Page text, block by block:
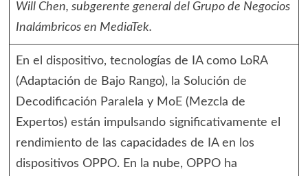
Will Chen, subgerente general del Grupo de Negocios
Inalámbricos en MediaTek.
En el dispositivo, tecnologías de IA como LoRA
(Adaptación de Bajo Rango), la Solución de
Decodificación Paralela y MoE (Mezcla de
Expertos) están impulsando significativamente el
rendimiento de las capacidades de IA en los
dispositivos OPPO. En la nube, OPPO ha